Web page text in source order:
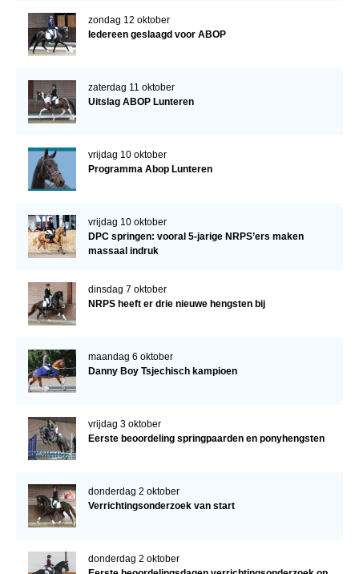
zondag 12 oktober
Iedereen geslaagd voor ABOP
zaterdag 11 oktober
Uitslag ABOP Lunteren
vrijdag 10 oktober
Programma Abop Lunteren
vrijdag 10 oktober
DPC springen: vooral 5-jarige NRPS’ers maken
massaal indruk
dinsdag 7 oktober
NRPS heeft er drie nieuwe hengsten bij
maandag 6 oktober
Danny Boy Tsjechisch kampioen
vrijdag 3 oktober
Eerste beoordeling springpaarden en ponyhengsten
donderdag 2 oktober
Verrichtingsonderzoek van start
donderdag 2 oktober